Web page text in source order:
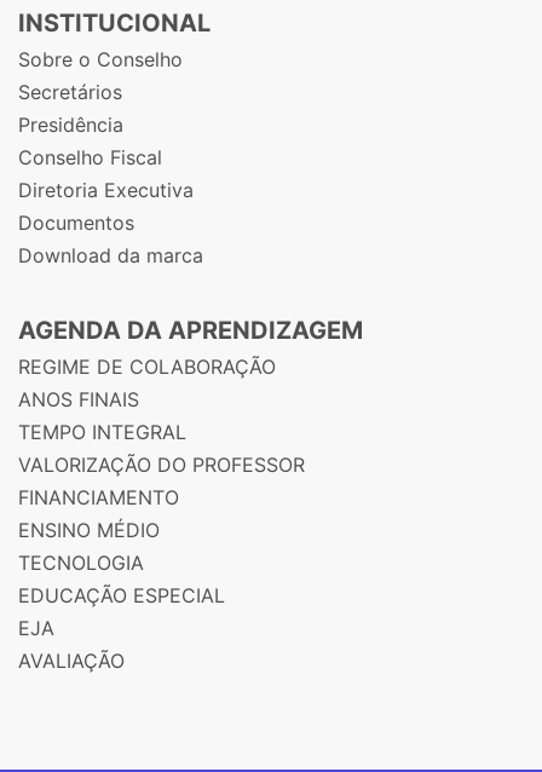
INSTITUCIONAL
Sobre o Conselho
Secretários
Presidência
Conselho Fiscal
Diretoria Executiva
Documentos
Download da marca
AGENDA DA APRENDIZAGEM
REGIME DE COLABORAÇÃO
ANOS FINAIS
TEMPO INTEGRAL
VALORIZAÇÃO DO PROFESSOR
FINANCIAMENTO
ENSINO MÉDIO
TECNOLOGIA
EDUCAÇÃO ESPECIAL
EJA
AVALIAÇÃO